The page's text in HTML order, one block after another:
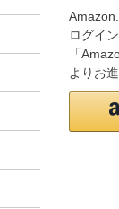
ログイ
「
よりお